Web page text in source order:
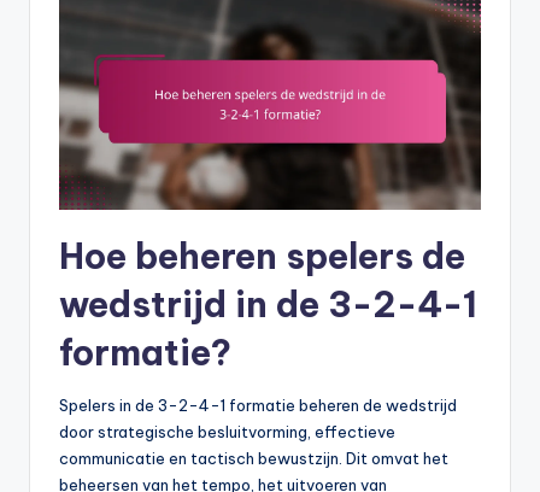
Hoe beheren spelers de
wedstrijd in de 3-2-4-1
formatie?
Spelers in de 3-2-4-1 formatie beheren de wedstrijd
door strategische besluitvorming, effectieve
communicatie en tactisch bewustzijn. Dit omvat het
beheersen van het tempo, het uitvoeren van